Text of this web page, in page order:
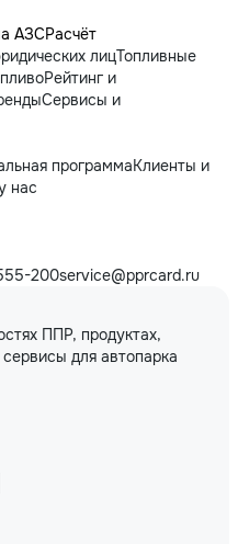
АЗСРасчёт
лицТопливные
Рейтинг и
Сервисы и
программаКлиенты и
нас
200service@pprcard.ru
ППР, продуктах,
для автопарка